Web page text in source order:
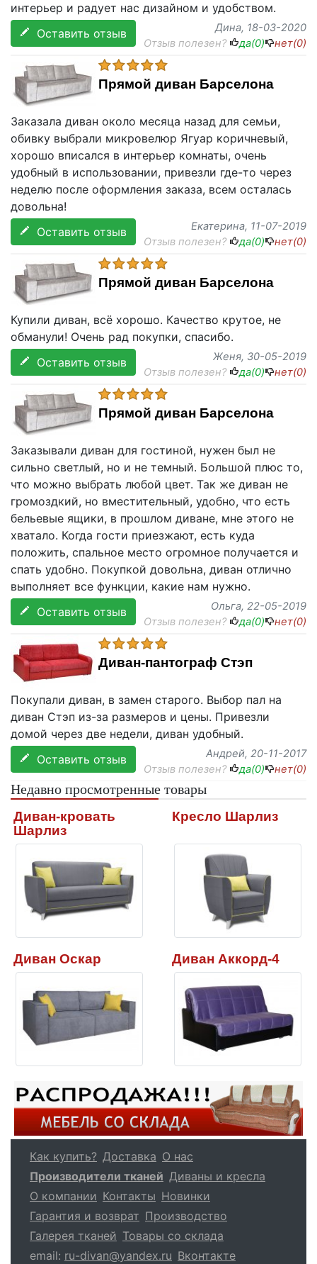
интерьер и радует нас дизайном и удобством.
Оставить отзыв
Дина, 18-03-2020
Отзыв полезен?
да(0) нет(0)
Прямой диван Барселона
Заказала диван около месяца назад для семьи,
обивку выбрали микровелюр Ягуар коричневый,
хорошо вписался в интерьер комнаты, очень
удобный в использовании, привезли где-то через
неделю после оформления заказа, всем осталась
довольна!
Оставить отзыв
Екатерина, 11-07-2019
Отзыв полезен?
да(0) нет(0)
Прямой диван Барселона
Купили диван, всё хорошо. Качество крутое, не
обманули! Очень рад покупки, спасибо.
Оставить отзыв
Женя, 30-05-2019
Отзыв полезен?
да(0) нет(0)
Прямой диван Барселона
Заказывали диван для гостиной, нужен был не
сильно светлый, но и не темный. Большой плюс то,
что можно выбрать любой цвет. Так же диван не
громоздкий, но вместительный, удобно, что есть
бельевые ящики, в прошлом диване, мне этого не
хватало. Когда гости приезжают, есть куда
положить, спальное место огромное получается и
спать удобно. Покупкой довольна, диван отлично
выполняет все функции, какие нам нужно.
Оставить отзыв
Ольга, 22-05-2019
Отзыв полезен?
да(0) нет(0)
Диван-пантограф Стэп
Покупали диван, в замен старого. Выбор пал на
диван Стэп из-за размеров и цены. Привезли
домой через две недели, диван удобный.
Оставить отзыв
Андрей, 20-11-2017
Отзыв полезен?
да(0) нет(0)
Недавно просмотренные товары
Диван-кровать
Шарлиз
Кресло Шарлиз
Диван Оскар Диван Аккорд-4
Как купить? Доставка О нас
Производители тканей Диваны и кресла
О компании Контакты Новинки
Гарантия и возврат Производство
Галерея тканей Товары со склада
email: ru-divan@yandex.ru Вконтакте